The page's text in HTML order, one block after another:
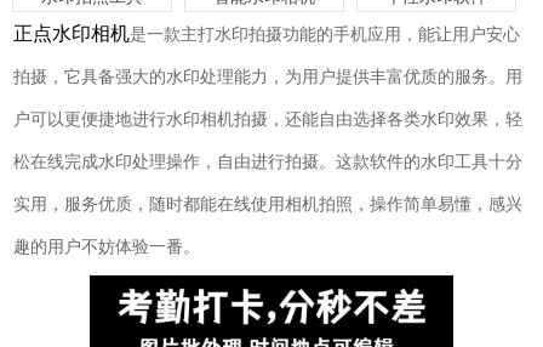
正点水印相机是一款主打水印拍摄功能的手机应用，能让用户安心
拍摄，它具备强大的水印处理能力，为用户提供丰富优质的服务。用
户可以更便捷地进行水印相机拍摄，还能自由选择各类水印效果，轻
松在线完成水印处理操作，自由进行拍摄。这款软件的水印工具十分
实用，服务优质，随时都能在线使用相机拍照，操作简单易懂，感兴
趣的用户不妨体验一番。